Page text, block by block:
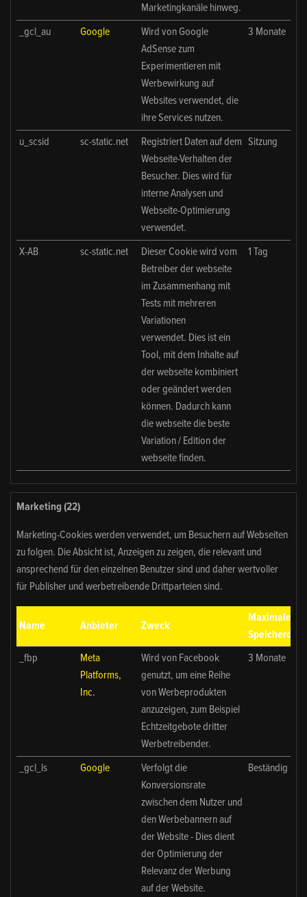
Marketingkanäle hinweg.
_gcl_au
Google
Wird von Google
AdSense zum
Experimentieren mit
Werbewirkung auf
Websites verwendet, die
ihre Services nutzen.
3 Monate
u_scsid sc-static.net
Registriert Daten auf dem
Webseite-Verhalten der
Besucher. Dies wird für
interne Analysen und
Webseite-Optimierung
verwendet.
Sitzung
X-AB sc-static.net
Dieser Cookie wird vom
Betreiber der webseite
im Zusammenhang mit
Tests mit mehreren
Variationen
verwendet. Dies ist ein
Tool, mit dem Inhalte auf
der webseite kombiniert
oder geändert werden
können. Dadurch kann
die webseite die beste
Variation / Edition der
webseite finden.
1 Tag
Marketing (22)
Marketing-Cookies werden verwendet, um Besuchern auf Webseiten
zu folgen. Die Absicht ist, Anzeigen zu zeigen, die relevant und
ansprechend für den einzelnen Benutzer sind und daher wertvoller
für Publisher und werbetreibende Drittparteien sind.
Name Anbieter Zweck
Maximale
_fbp
Meta
Platforms,
Inc.
Wird von Facebook
genutzt, um eine Reihe
von Werbeprodukten
anzuzeigen, zum Beispiel
Echtzeitgebote dritter
Werbetreibender.
3 Monate
_gcl_ls Google
Verfolgt die
Konversionsrate
zwischen dem Nutzer und
den Werbebannern auf
der Website - Dies dient
der Optimierung der
Relevanz der Werbung
auf der Website.
Beständig